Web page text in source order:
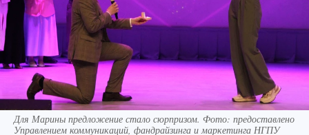
Для Марины предложение стало сюрпризом. Фото: предоставлено
Управлением коммуникаций, фандрайзинга и маркетинга НГПУ